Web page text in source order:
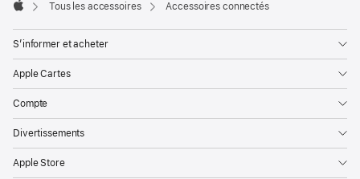
Tous les accessoires Accessoires connectés
S’informer et acheter
Apple Cartes
Compte
Divertissements
Apple Store